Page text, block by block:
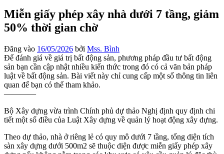
Miễn giấy phép xây nhà dưới 7 tầng, giảm
50% thời gian chờ
Đăng vào 16/05/2026 bởi Mss. Bình
Để đánh giá về giá trị bất động sản, phương pháp đầu tư bất động
sản bạn cần cập nhật nhiều kiến thức trong đó có cả văn bản pháp
luật về bất động sản. Bài viết này chỉ cung cấp một số thông tin liên
quan để bạn có thể tham khảo.
————
Bộ Xây dựng vừa trình Chính phủ dự thảo Nghị định quy định chi
tiết một số điều của Luật Xây dựng về quản lý hoạt động xây dựng.
Theo dự thảo, nhà ở riêng lẻ có quy mô dưới 7 tầng, tổng diện tích
sàn xây dựng dưới 500m2 sẽ thuộc diện được miễn giấy phép xây